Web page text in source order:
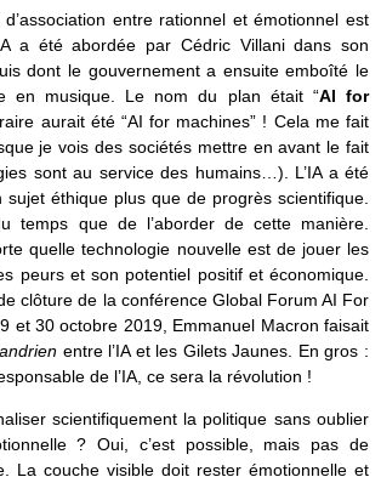
entre rationnel et émotionnel est
a été abordée par Cédric Villani dans son
dont le gouvernement a ensuite emboîté le
en musique. Le nom du plan était “AI for
aurait été “AI for machines” ! Cela me fait
je vois des sociétés mettre en avant le fait
sont au service des humains…). L’IA a été
éthique plus que de progrès scientifique.
temps que de l’aborder de cette manière.
quelle technologie nouvelle est de jouer les
peurs et son potentiel positif et économique.
clôture de la conférence Global Forum AI For
et 30 octobre 2019, Emmanuel Macron faisait
entre l’IA et les Gilets Jaunes. En gros :
de l’IA, ce sera la révolution !
scientifiquement la politique sans oublier
? Oui, c’est possible, mais pas de
La couche visible doit rester émotionnelle et